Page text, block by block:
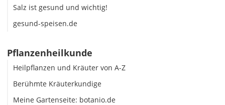
Salz ist gesund und wichtig!
gesund-speisen.de
Pflanzenheilkunde
Heilpflanzen und Kräuter von A-Z
Berühmte Kräuterkundige
Meine Gartenseite: botanio.de